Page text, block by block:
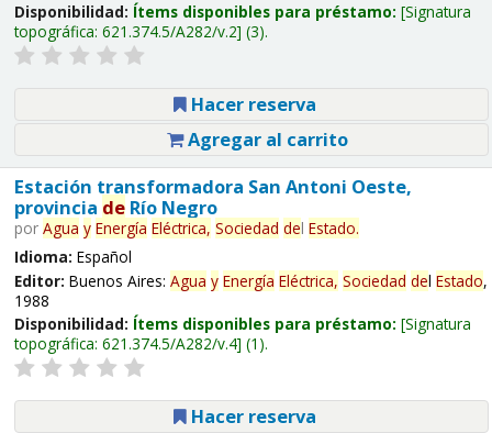
Disponibilidad: Ítems disponibles para préstamo: Signatura
topográfica: 621.374.5/A282/v.2 (3).
Hacer reserva
Agregar al carrito
Estación transformadora San Antoni Oeste,
provincia deRío Negro
por Agua y Energía Eléctrica, Sociedad del Estado.
Idioma: Español
Editor: Buenos Aires: Agua y Energía Eléctrica, Sociedad del Estado,
1988
Disponibilidad: Ítems disponibles para préstamo: Signatura
topográfica: 621.374.5/A282/v.4 (1).
Hacer reserva